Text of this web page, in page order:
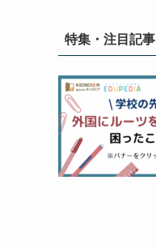
特集・注目記事